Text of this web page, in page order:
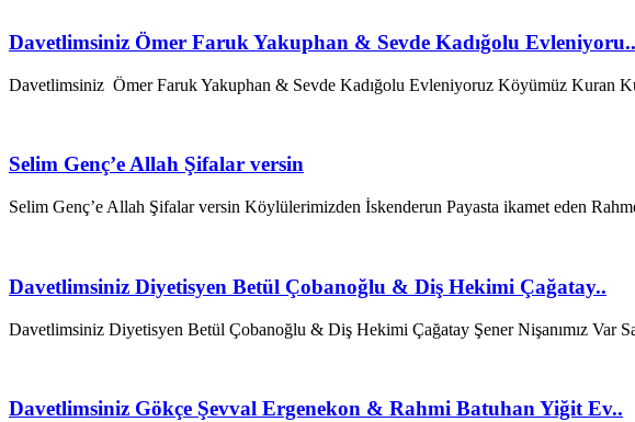
Davetlimsiniz Ömer Faruk Yakuphan & Sevde Kadığolu Evleniyoru..
Davetlimsiniz Ömer Faruk Yakuphan & Sevde Kadığolu Evleniyoruz Köyümüz Kuran
Selim Genç’e Allah Şifalar versin
Selim Genç’e Allah Şifalar versin Köylülerimizden İskenderun Payasta ikamet eden
Davetlimsiniz Diyetisyen Betül Çobanoğlu & Diş Hekimi Çağatay..
Davetlimsiniz Diyetisyen Betül Çobanoğlu & Diş Hekimi Çağatay Şener Nişanımız Var
Davetlimsiniz Gökçe Şevval Ergenekon & Rahmi Batuhan Yiğit Ev..